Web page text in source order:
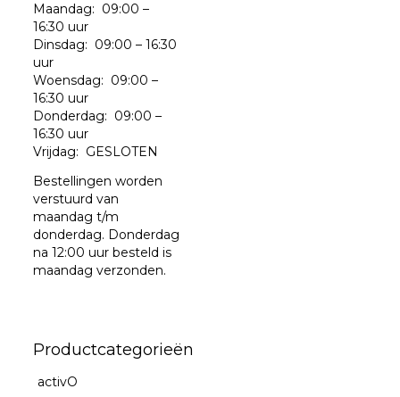
Maandag: 09:00 –
16:30 uur
Dinsdag: 09:00 – 16:30
uur
Woensdag: 09:00 –
16:30 uur
Donderdag: 09:00 –
16:30 uur
Vrijdag: GESLOTEN
Bestellingen worden
verstuurd van
maandag t/m
donderdag. Donderdag
na 12:00 uur besteld is
maandag verzonden.
Productcategorieën
activO